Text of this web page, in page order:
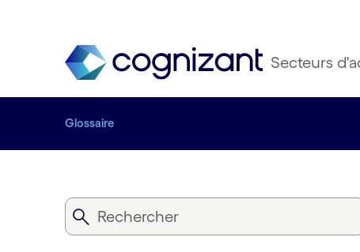
Secteurs
Glossaire